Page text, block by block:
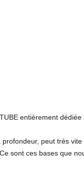
entièrement
peut très vite
sont ces bases que